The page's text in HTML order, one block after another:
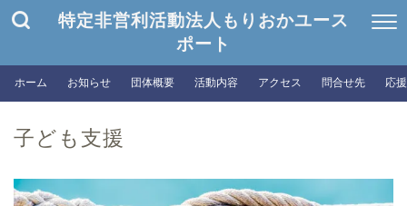
特定非営利活動法人もりおかユース
ポート
ホーム お知らせ 団体概要 活動内容 アクセス 問合せ先 応
子ども支援